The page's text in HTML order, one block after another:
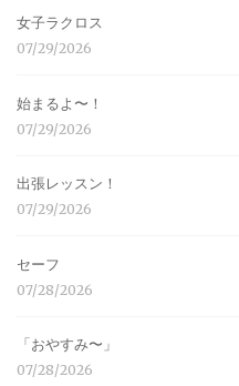
女子ラクロス
07/29/2026
始まるよ〜！
07/29/2026
出張レッスン！
07/29/2026
セーフ
07/28/2026
「おやすみ〜」
07/28/2026